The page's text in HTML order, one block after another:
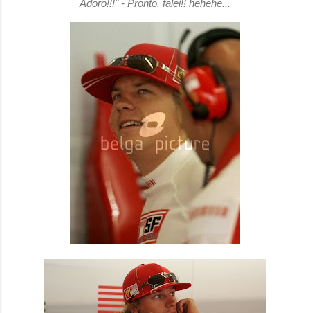
Adoro!!!" - Pronto, falei!! hehehe...